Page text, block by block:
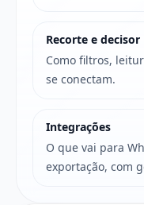
Recorte e decisor
Como filtros,
se conectam.
Integrações
O que vai para
exportação, com